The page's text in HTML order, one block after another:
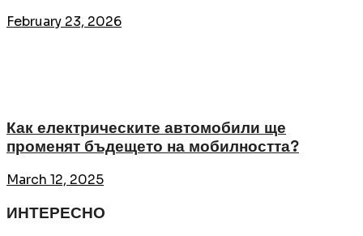
February 23, 2026
Как електрическите автомобили ще
променят бъдещето на мобилността?
March 12, 2025
ИНТЕРЕСНО